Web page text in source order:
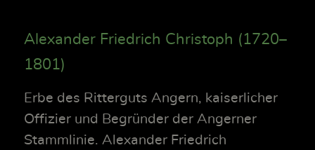
Alexander Friedrich Christoph (1720–
1801)
Erbe des Ritterguts Angern, kaiserlicher
Offizier und Begründer der Angerner
Stammlinie. Alexander Friedrich